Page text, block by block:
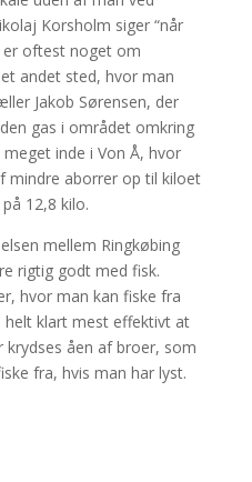
Korsholm siger “når
er oftest noget om
andet sted, hvor man
Jakob Sørensen, der
gas i området omkring
inde i Von Å, hvor
mindre aborrer op til kiloet
12,8 kilo.
mellem Ringkøbing
rigtig godt med fisk.
hvor man kan fiske fra
helt klart mest effektivt at
krydses åen af broer, som
fra, hvis man har lyst.